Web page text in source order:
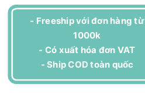
- Freeship với đơn hàng từ
1000k
- Có xuất hóa đơn VAT
- Ship COD toàn quốc